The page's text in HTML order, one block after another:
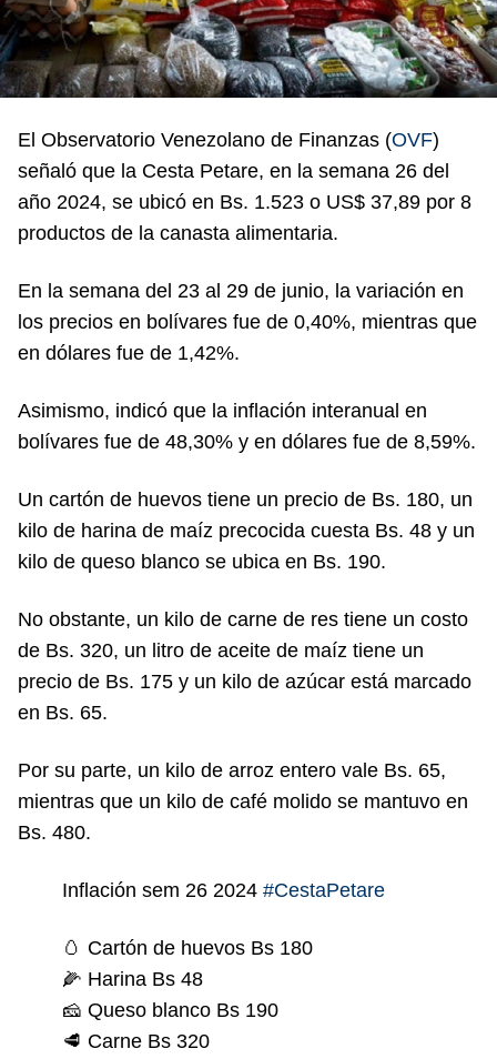
El Observatorio Venezolano de Finanzas (OVF)
señaló que la Cesta Petare, en la semana 26 del
año 2024, se ubicó en Bs. 1.523 o US$ 37,89 por 8
productos de la canasta alimentaria.
En la semana del 23 al 29 de junio, la variación en
los precios en bolívares fue de 0,40%, mientras que
en dólares fue de 1,42%.
Asimismo, indicó que la inflación interanual en
bolívares fue de 48,30% y en dólares fue de 8,59%.
Un cartón de huevos tiene un precio de Bs. 180, un
kilo de harina de maíz precocida cuesta Bs. 48 y un
kilo de queso blanco se ubica en Bs. 190.
No obstante, un kilo de carne de res tiene un costo
de Bs. 320, un litro de aceite de maíz tiene un
precio de Bs. 175 y un kilo de azúcar está marcado
en Bs. 65.
Por su parte, un kilo de arroz entero vale Bs. 65,
mientras que un kilo de café molido se mantuvo en
Bs. 480.
Inflación sem 26 2024 #CestaPetare
🥚 Cartón de huevos Bs 180
🌽 Harina Bs 48
🧀 Queso blanco Bs 190
🥩 Carne Bs 320